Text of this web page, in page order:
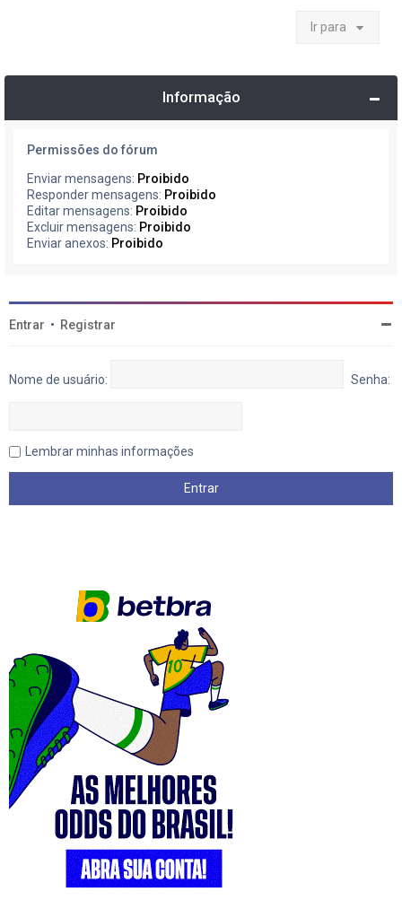
Ir para
Informação
Permissões do fórum
Enviar mensagens: Proibido
Responder mensagens: Proibido
Editar mensagens: Proibido
Excluir mensagens: Proibido
Enviar anexos: Proibido
Entrar • Registrar
Nome de usuário: Senha:
Lembrar minhas informações